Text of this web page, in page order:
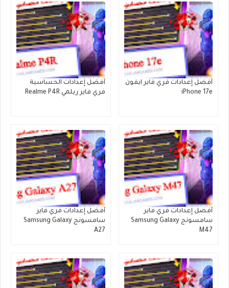
أفضل إعدادات فري فاير ايفون
iPhone 17e
أفضل إعدادات الحساسية
فري فاير ريلمي Realme P4R
أفضل إعدادات فري فاير
سامسونج Samsung Galaxy
M47
أفضل إعدادات فري فاير
سامسونج Samsung Galaxy
A27